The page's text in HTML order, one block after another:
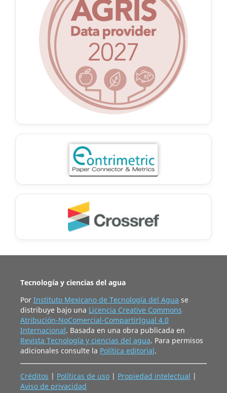
Tecnología y ciencias del agua
Por Instituto Mexicano de Tecnología del Agua se
distribuye bajo una Licencia Creative Commons
Atribución-NoComercial-CompartirIgual 4.0
Internacional. Basada en una obra publicada en
Revista Tecnología y ciencias del agua. Para permisos
adicionales consulte la Política editorial.
Créditos | Políticas de uso| Propiedad intelectual |
Aviso de privacidad